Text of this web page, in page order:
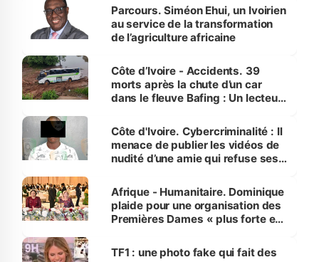
Parcours. Siméon Ehui, un Ivoirien
au service de la transformation
de l’agriculture africaine
Côte d’Ivoire - Accidents. 39
morts après la chute d’un car
dans le fleuve Bafing : Un lecteur
des Transports
Côte d'Ivoire. Cybercriminalité : Il
menace de publier les vidéos de
nudité d’une amie qui refuse ses
Afrique - Humanitaire. Dominique
plaide pour une organisation des
Premières Dames « plus forte et
sur la scène internationale »
TF1 : une photo fake qui fait des